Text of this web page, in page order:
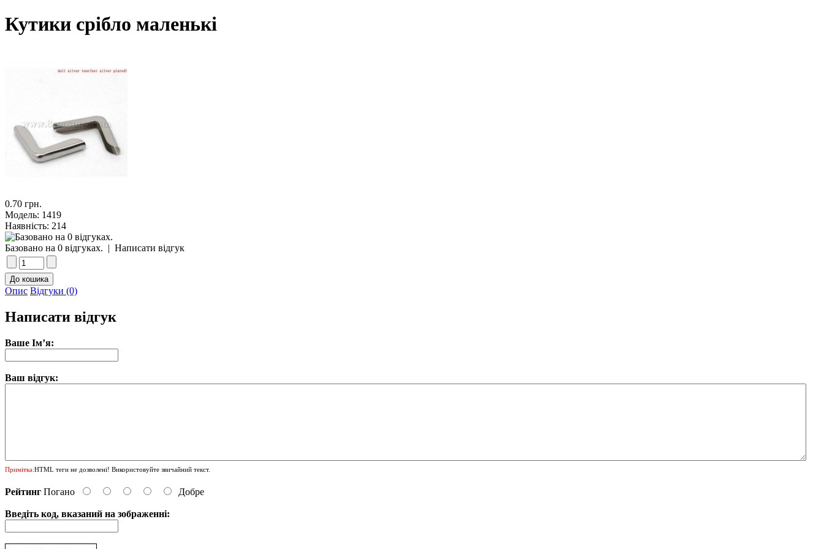
Кутики срібло маленькі
0.70 грн.
Модель: 1419
Наявність: 214
Базовано на 0 відгуках. | Написати відгук
Опис Відгуки (0)
Написати відгук
Ваше Ім’я:
Ваш відгук:
Примітка:HTML теги не дозволені! Використовуйте звичайний текст.
Рейтинг Погано Добре
Введіть код, вказаний на зображенні: